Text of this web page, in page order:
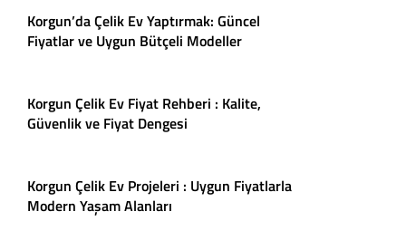
Korgun’da Çelik Ev Yaptırmak: Güncel
Fiyatlar ve Uygun Bütçeli Modeller
Korgun Çelik Ev Fiyat Rehberi : Kalite,
Güvenlik ve Fiyat Dengesi
Korgun Çelik Ev Projeleri : Uygun Fiyatlarla
Modern Yaşam Alanları